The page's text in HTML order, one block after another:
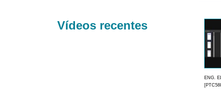
Vídeos recentes
ENG.